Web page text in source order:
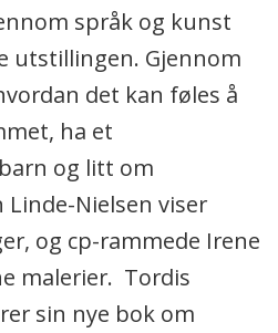
språk og kunst
utstillingen. Gjennom
det kan føles å
ha et
og litt om
Nielsen viser
og cp-rammede Irene
malerier. Tordis
sin nye bok om